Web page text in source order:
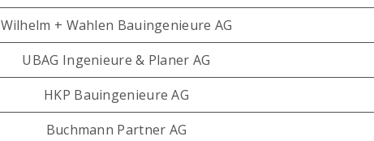
Wilhelm + Wahlen Bauingenieure AG
UBAG Ingenieure & Planer AG
HKP Bauingenieure AG
Buchmann Partner AG